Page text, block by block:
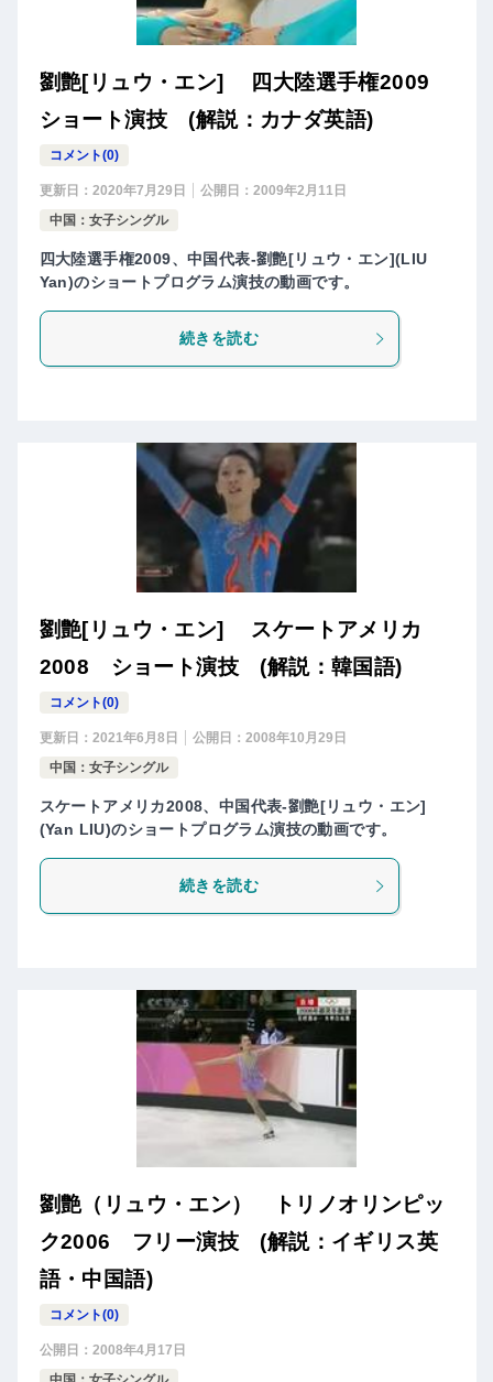
劉艶[リュウ・エン] 四大陸選手権2009
ショート演技 (解説：カナダ英語)
コメント(0)
更新日： 2020年7月29日 公開日： 2009年2月11日
中国：女子シングル
四大陸選手権2009、中国代表-劉艶[リュウ・エン](LIU
Yan)のショートプログラム演技の動画です。
続きを読む
劉艶[リュウ・エン] スケートアメリカ
2008 ショート演技 (解説：韓国語)
コメント(0)
更新日： 2021年6月8日 公開日： 2008年10月29日
中国：女子シングル
スケートアメリカ2008、中国代表-劉艶[リュウ・エン]
(Yan LIU)のショートプログラム演技の動画です。
続きを読む
劉艶（リュウ・エン） トリノオリンピッ
ク2006 フリー演技 (解説：イギリス英
語・中国語)
コメント(0)
公開日： 2008年4月17日